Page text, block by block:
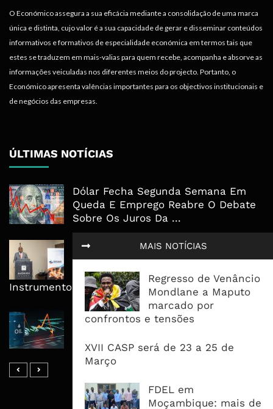
MAIS NOTÍCIAS
Regresso de Venâncio
Mondlane a Maputo
marcado por
confrontos e tensões
XVII CASP será de 23 a 25 de
Março
FDEL em
Moçambique: mais de
O Económico assegura a sua eficácia mediante a consolidação de uma marca
única e distinta, cujo valor é a sua capacidade de gerar e disseminar conteúdos
informativos e formativos de especialidade económica em termos tais que
estes se traduzem em mais-valias para quem recebe, acompanha e absorve as
informações veiculadas nos diferentes meios do projecto. Portanto, o
Económico apresenta valências importantes para os objectivos institucionais e
de negócios das empresas.
ÚLTIMAS NOTÍCIAS
Dólar Fecha Segunda Semana Em
Queda E Emprego Reabre O Debate
Sobre Os Juros Da ...
AdeM Quer Escalar Fundo
Revolvente Para Transformar
Ligações Domiciliárias Em
Instrumento De Inclusão
Petróleo Fecha Semana Em Forte
Mercado Longe Da Normalidade